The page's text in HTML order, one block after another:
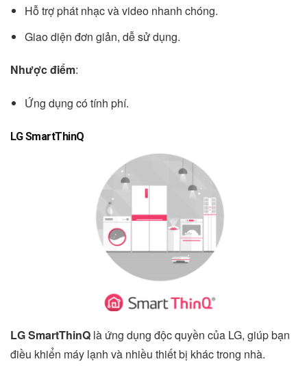
Hỗ trợ phát nhạc và video nhanh chóng.
Giao diện đơn giản, dễ sử dụng.
Nhược điểm:
Ứng dụng có tính phí.
LG SmartThinQ
LG SmartThinQ là ứng dụng độc quyền của LG, giúp bạn
điều khiển máy lạnh và nhiều thiết bị khác trong nhà.